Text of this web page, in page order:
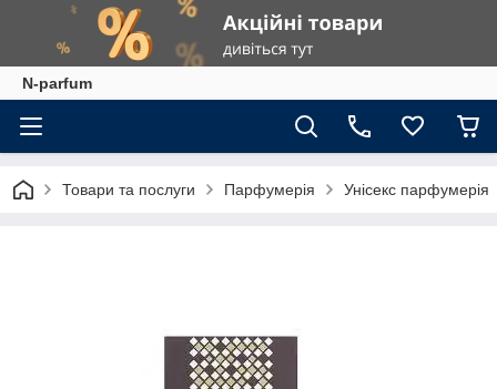
N-parfum
Товари та послуги Парфумерія Унісекс парфумерія